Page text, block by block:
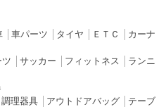
│ 車パーツ タイヤ ＥＴＣ
カーナ
サッカー フィットネス
ランニ
調理器具│ アウトドアバッグ│ テーブ